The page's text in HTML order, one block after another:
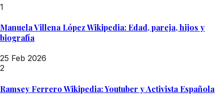
1
Manuela Villena López Wikipedia: Edad, pareja, hijos y
biografía
25 Feb 2026
2
Ramsey Ferrero Wikipedia: Youtuber y Activista Española